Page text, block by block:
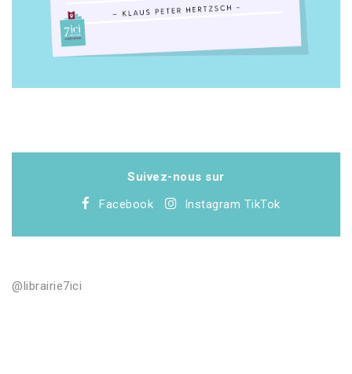
Suivez-nous sur
Facebook
Instagram TikTok
@librairie7ici